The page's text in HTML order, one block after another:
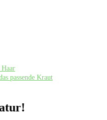
passende Kraut